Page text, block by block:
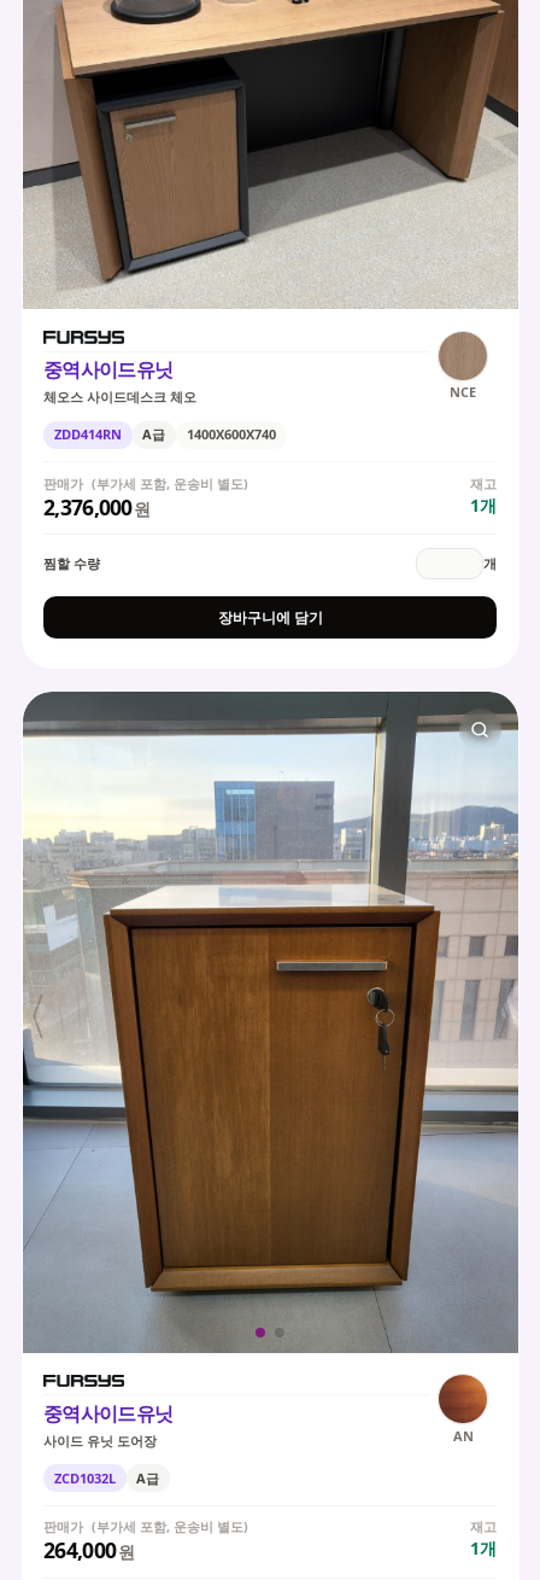
중역사이드유닛
체오스 사이드데스크 체오 NCE
ZDD414RN A급 1400X600X740
판매가 (부가세 포함, 운송비 별도)
2,376,000원
재고
1개
찜할 수량 개
장바구니에 담기
중역사이드유닛
사이드 유닛 도어장 AN
ZCD1032L A급
판매가 (부가세 포함, 운송비 별도)
264,000원
재고
1개